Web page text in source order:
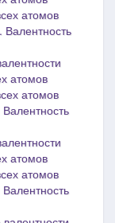
атомов
Валентность
атомов
атомов
атомов
атомов